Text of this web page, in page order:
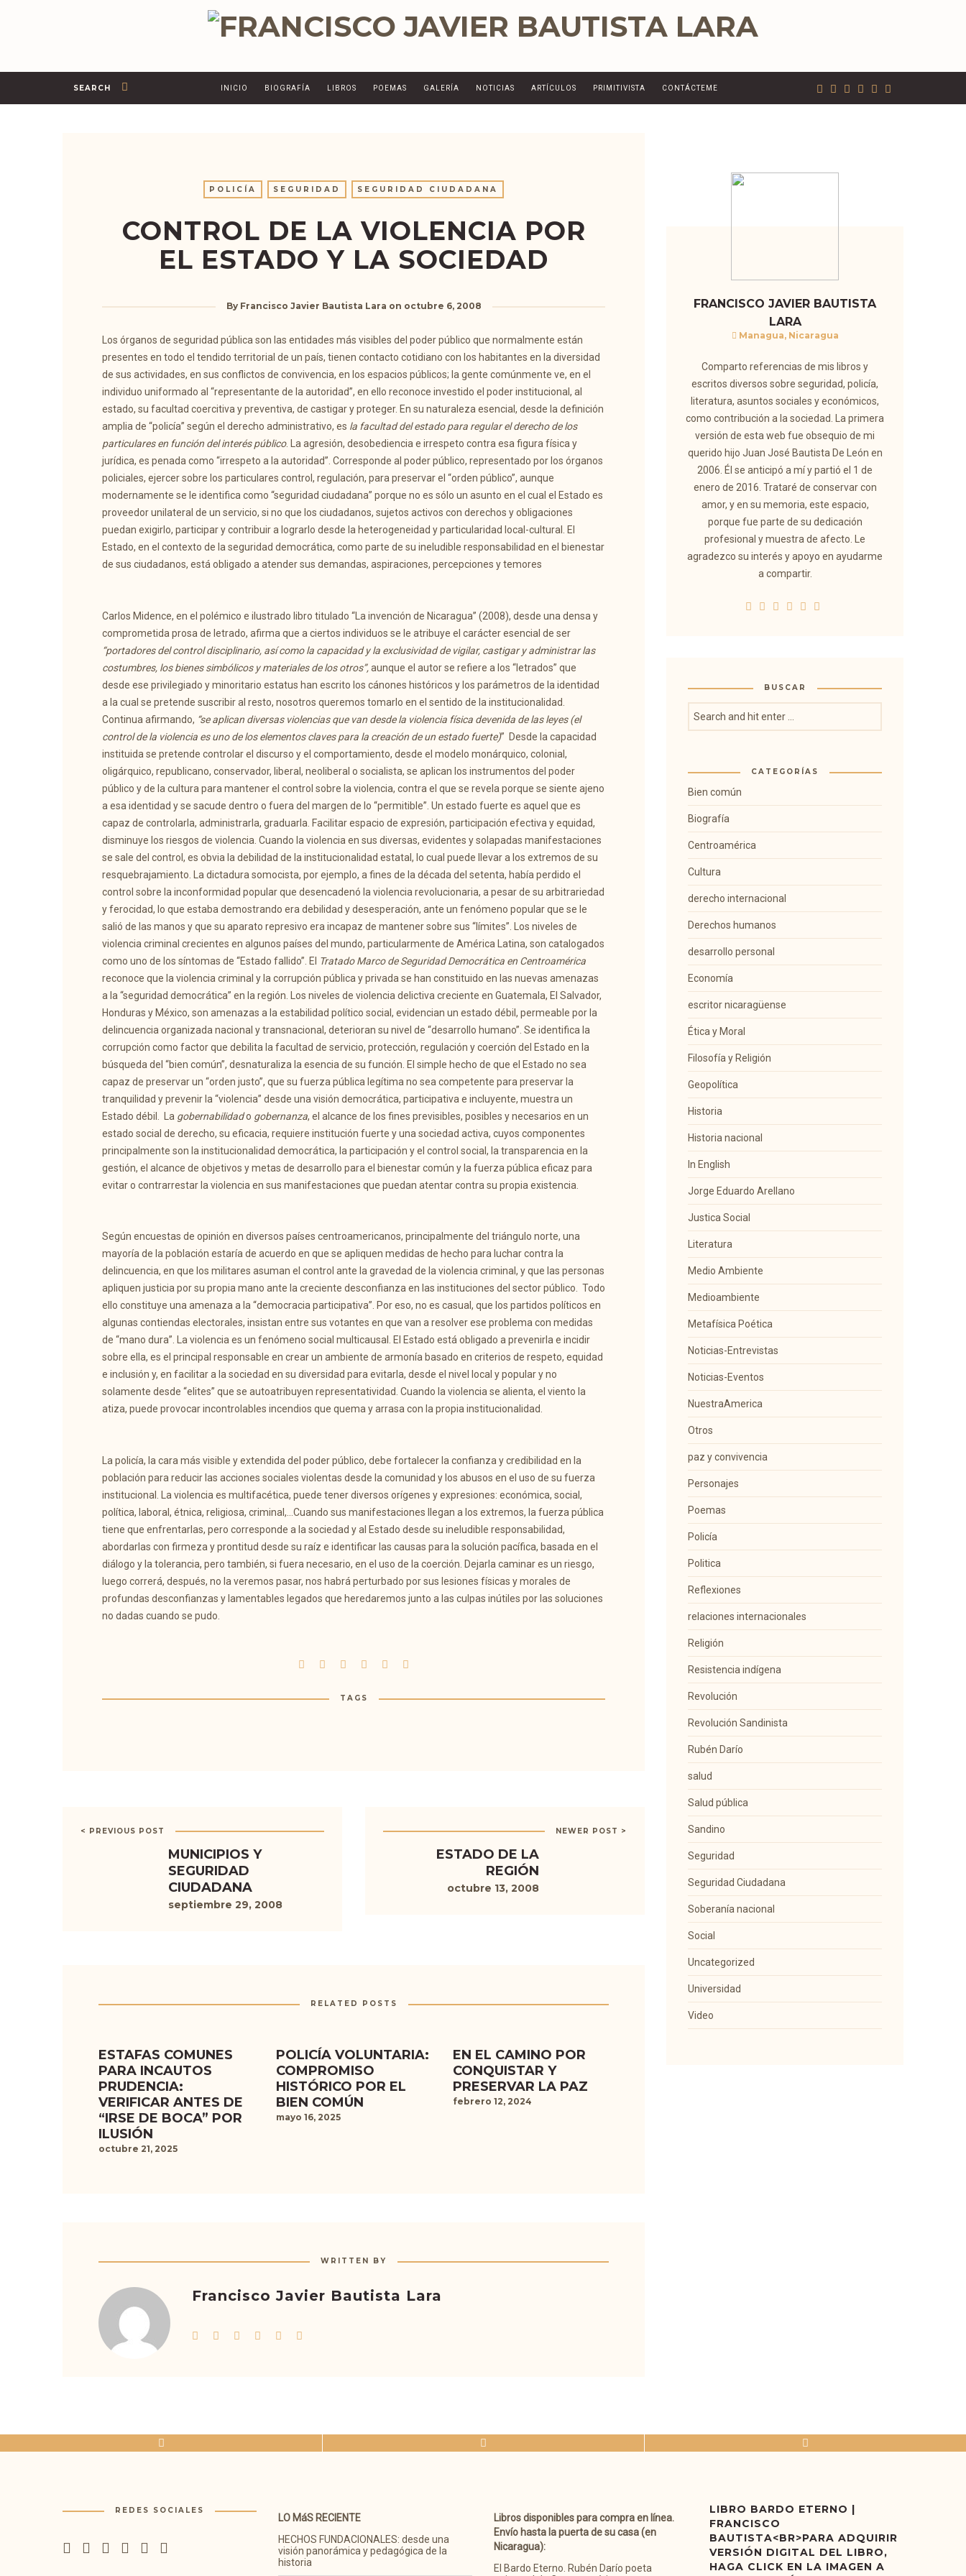
SEARCH INICIO BIOGRAFÍA LIBROS POEMAS GALERÍA NOTICIAS ARTÍCULOS PRIMITIVISTA CONTÁCTEME
POLICÍA SEGURIDAD SEGURIDAD CIUDADANA
CONTROL DE LA VIOLENCIA POR
EL ESTADO Y LA SOCIEDAD
By Francisco Javier Bautista Lara on octubre 6, 2008
Los órganos de seguridad pública son las entidades más visibles del poder público que normalmente están
presentes en todo el tendido territorial de un país, tienen contacto cotidiano con los habitantes en la diversidad
de sus actividades, en sus conflictos de convivencia, en los espacios públicos; la gente comúnmente ve, en el
individuo uniformado al “representante de la autoridad”, en ello reconoce investido el poder institucional, al
estado, su facultad coercitiva y preventiva, de castigar y proteger. En su naturaleza esencial, desde la definición
amplia de “policía” según el derecho administrativo, es la facultad del estado para regular el derecho de los
particulares en función del interés público. La agresión, desobediencia e irrespeto contra esa figura física y
jurídica, es penada como “irrespeto a la autoridad”. Corresponde al poder público, representado por los órganos
policiales, ejercer sobre los particulares control, regulación, para preservar el “orden público”, aunque
modernamente se le identifica como “seguridad ciudadana” porque no es sólo un asunto en el cual el Estado es
proveedor unilateral de un servicio, si no que los ciudadanos, sujetos activos con derechos y obligaciones
puedan exigirlo, participar y contribuir a lograrlo desde la heterogeneidad y particularidad local-cultural. El
Estado, en el contexto de la seguridad democrática, como parte de su ineludible responsabilidad en el bienestar
de sus ciudadanos, está obligado a atender sus demandas, aspiraciones, percepciones y temores
Carlos Midence, en el polémico e ilustrado libro titulado “La invención de Nicaragua” (2008), desde una densa y
comprometida prosa de letrado, afirma que a ciertos individuos se le atribuye el carácter esencial de ser
“portadores del control disciplinario, así como la capacidad y la exclusividad de vigilar, castigar y administrar las
costumbres, los bienes simbólicos y materiales de los otros”,aunque el autor se refiere a los “letrados” que
desde ese privilegiado y minoritario estatus han escrito los cánones históricos y los parámetros de la identidad
a la cual se pretende suscribir al resto, nosotros queremos tomarlo en el sentido de la institucionalidad.
Continua afirmando, “se aplican diversas violencias que van desde la violencia física devenida de las leyes (el
control de la violencia es uno de los elementos claves para la creación de un estado fuerte)” Desde la capacidad
instituida se pretende controlar el discurso y el comportamiento, desde el modelo monárquico, colonial,
oligárquico, republicano, conservador, liberal, neoliberal o socialista, se aplican los instrumentos del poder
público y de la cultura para mantener el control sobre la violencia, contra el que se revela porque se siente ajeno
a esa identidad y se sacude dentro o fuera del margen de lo “permitible”. Un estado fuerte es aquel que es
capaz de controlarla, administrarla, graduarla. Facilitar espacio de expresión, participación efectiva y equidad,
disminuye los riesgos de violencia. Cuando la violencia en sus diversas, evidentes y solapadas manifestaciones
se sale del control, es obvia la debilidad de la institucionalidad estatal, lo cual puede llevar a los extremos de su
resquebrajamiento. La dictadura somocista, por ejemplo, a fines de la década del setenta, había perdido el
control sobre la inconformidad popular que desencadenó la violencia revolucionaria, a pesar de su arbitrariedad
y ferocidad, lo que estaba demostrando era debilidad y desesperación, ante un fenómeno popular que se le
salió de las manos y que su aparato represivo era incapaz de mantener sobre sus “límites”. Los niveles de
violencia criminal crecientes en algunos países del mundo, particularmente de América Latina, son catalogados
como uno de los síntomas de “Estado fallido”. El Tratado Marco de Seguridad Democrática en Centroamérica
reconoce que la violencia criminal y la corrupción pública y privada se han constituido en las nuevas amenazas
a la “seguridad democrática” en la región. Los niveles de violencia delictiva creciente en Guatemala, El Salvador,
Honduras y México, son amenazas a la estabilidad político social, evidencian un estado débil, permeable por la
delincuencia organizada nacional y transnacional, deterioran su nivel de “desarrollo humano”. Se identifica la
corrupción como factor que debilita la facultad de servicio, protección, regulación y coerción del Estado en la
búsqueda del “bien común”, desnaturaliza la esencia de su función. El simple hecho de que el Estado no sea
capaz de preservar un “orden justo”, que su fuerza pública legítima no sea competente para preservar la
tranquilidad y prevenir la “violencia” desde una visión democrática, participativa e incluyente, muestra un
Estado débil. La gobernabilidado gobernanza, el alcance de los fines previsibles, posibles y necesarios en un
estado social de derecho, su eficacia, requiere institución fuerte y una sociedad activa, cuyos componentes
principalmente son la institucionalidad democrática, la participación y el control social, la transparencia en la
gestión, el alcance de objetivos y metas de desarrollo para el bienestar común y la fuerza pública eficaz para
evitar o contrarrestar la violencia en sus manifestaciones que puedan atentar contra su propia existencia.
Según encuestas de opinión en diversos países centroamericanos, principalmente del triángulo norte, una
mayoría de la población estaría de acuerdo en que se apliquen medidas de hecho para luchar contra la
delincuencia, en que los militares asuman el control ante la gravedad de la violencia criminal, y que las personas
apliquen justicia por su propia mano ante la creciente desconfianza en las instituciones del sector público. Todo
ello constituye una amenaza a la “democracia participativa”. Por eso, no es casual, que los partidos políticos en
algunas contiendas electorales, insistan entre sus votantes en que van a resolver ese problema con medidas
de “mano dura”. La violencia es un fenómeno social multicausal. El Estado está obligado a prevenirla e incidir
sobre ella, es el principal responsable en crear un ambiente de armonía basado en criterios de respeto, equidad
e inclusión y, en facilitar a la sociedad en su diversidad para evitarla, desde el nivel local y popular y no
solamente desde “elites” que se autoatribuyen representatividad. Cuando la violencia se alienta, el viento la
atiza, puede provocar incontrolables incendios que quema y arrasa con la propia institucionalidad.
La policía, la cara más visible y extendida del poder público, debe fortalecer la confianza y credibilidad en la
población para reducir las acciones sociales violentas desde la comunidad y los abusos en el uso de su fuerza
institucional. La violencia es multifacética, puede tener diversos orígenes y expresiones: económica, social,
política, laboral, étnica, religiosa, criminal,…Cuando sus manifestaciones llegan a los extremos, la fuerza pública
tiene que enfrentarlas, pero corresponde a la sociedad y al Estado desde su ineludible responsabilidad,
abordarlas con firmeza y prontitud desde su raíz e identificar las causas para la solución pacífica, basada en el
diálogo y la tolerancia, pero también, si fuera necesario, en el uso de la coerción. Dejarla caminar es un riesgo,
luego correrá, después, no la veremos pasar, nos habrá perturbado por sus lesiones físicas y morales de
profundas desconfianzas y lamentables legados que heredaremos junto a las culpas inútiles por las soluciones
no dadas cuando se pudo.
TAGS
< PREVIOUS POST
MUNICIPIOS Y
SEGURIDAD
CIUDADANA
septiembre 29, 2008
NEWER POST >
ESTADO DE LA
REGIÓN
octubre 13, 2008
RELATED POSTS
ESTAFAS COMUNES
PARA INCAUTOS
PRUDENCIA:
VERIFICAR ANTES DE
“IRSE DE BOCA” POR
ILUSIÓN
octubre 21, 2025
POLICÍA VOLUNTARIA:
COMPROMISO
HISTÓRICO POR EL
BIEN COMÚN
mayo 16, 2025
EN EL CAMINO POR
CONQUISTAR Y
PRESERVAR LA PAZ
febrero 12, 2024
WRITTEN BY
Francisco Javier Bautista Lara
FRANCISCO JAVIER BAUTISTA
LARA
Managua, Nicaragua
Comparto referencias de mis libros y
escritos diversos sobre seguridad, policía,
literatura, asuntos sociales y económicos,
como contribución a la sociedad. La primera
versión de esta web fue obsequio de mi
querido hijo Juan José Bautista De León en
2006. Él se anticipó a mí y partió el 1 de
enero de 2016. Trataré de conservar con
amor, y en su memoria, este espacio,
porque fue parte de su dedicación
profesional y muestra de afecto. Le
agradezco su interés y apoyo en ayudarme
a compartir.
BUSCAR
CATEGORÍAS
Bien común
Biografía
Centroamérica
Cultura
derecho internacional
Derechos humanos
desarrollo personal
Economía
escritor nicaragüense
Ética y Moral
Filosofía y Religión
Geopolítica
Historia
Historia nacional
In English
Jorge Eduardo Arellano
Justica Social
Literatura
Medio Ambiente
Medioambiente
Metafísica Poética
Noticias-Entrevistas
Noticias-Eventos
NuestraAmerica
Otros
paz y convivencia
Personajes
Poemas
Policía
Politica
Reflexiones
relaciones internacionales
Religión
Resistencia indígena
Revolución
Revolución Sandinista
Rubén Darío
salud
Salud pública
Sandino
Seguridad
Seguridad Ciudadana
Soberanía nacional
Social
Uncategorized
Universidad
Video
REDES SOCIALES
LO MáS RECIENTE
HECHOS FUNDACIONALES: desde una
visión panorámica y pedagógica de la
historia
Libros disponibles para compra en línea.
Envío hasta la puerta de su casa (en
Nicaragua):
El Bardo Eterno. Rubén Darío poeta
LIBRO BARDO ETERNO |
FRANCISCO
BAUTISTA<BR>PARA ADQUIRIR
VERSIÓN DIGITAL DEL LIBRO,
HAGA CLICK EN LA IMAGEN A